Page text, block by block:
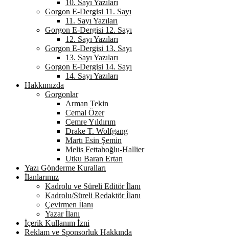
10. Sayı Yazıları
Gorgon E-Dergisi 11. Sayı
11. Sayı Yazıları
Gorgon E-Dergisi 12. Sayı
12. Sayı Yazıları
Gorgon E-Dergisi 13. Sayı
13. Sayı Yazıları
Gorgon E-Dergisi 14. Sayı
14. Sayı Yazıları
Hakkımızda
Gorgonlar
Arman Tekin
Cemal Özer
Cemre Yıldırım
Drake T. Wolfgang
Martı Esin Şemin
Melis Fettahoğlu-Hallier
Utku Baran Ertan
Yazı Gönderme Kuralları
İlanlarımız
Kadrolu ve Süreli Editör İlanı
Kadrolu/Süreli Redaktör İlanı
Çevirmen İlanı
Yazar İlanı
İçerik Kullanım İzni
Reklam ve Sponsorluk Hakkında